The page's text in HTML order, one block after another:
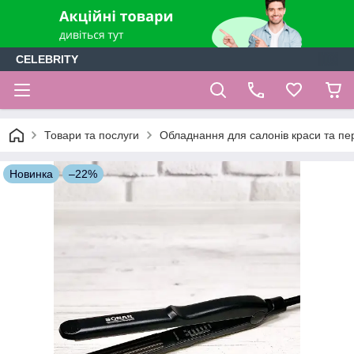
CELEBRITY
Товари та послуги Обладнання для салонів краси та
Новинка –22%